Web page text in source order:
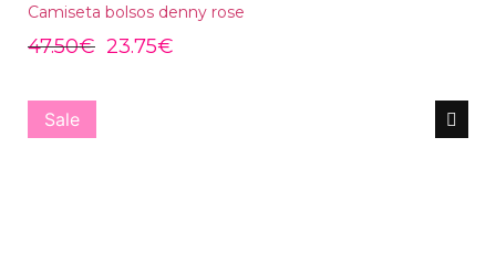
Camiseta bolsos denny rose
47.50€ 23.75€
Sale